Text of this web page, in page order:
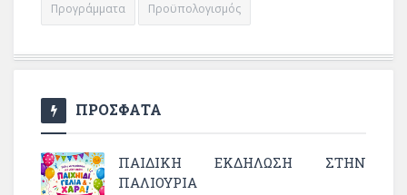
Προγράμματα Προϋπολογισμός
ΠΡΟΣΦΑΤΑ
ΠΑΙΔΙΚΗ ΕΚΔΗΛΩΣΗ ΣΤΗΝ
ΠΑΛΙΟΥΡΙΑ